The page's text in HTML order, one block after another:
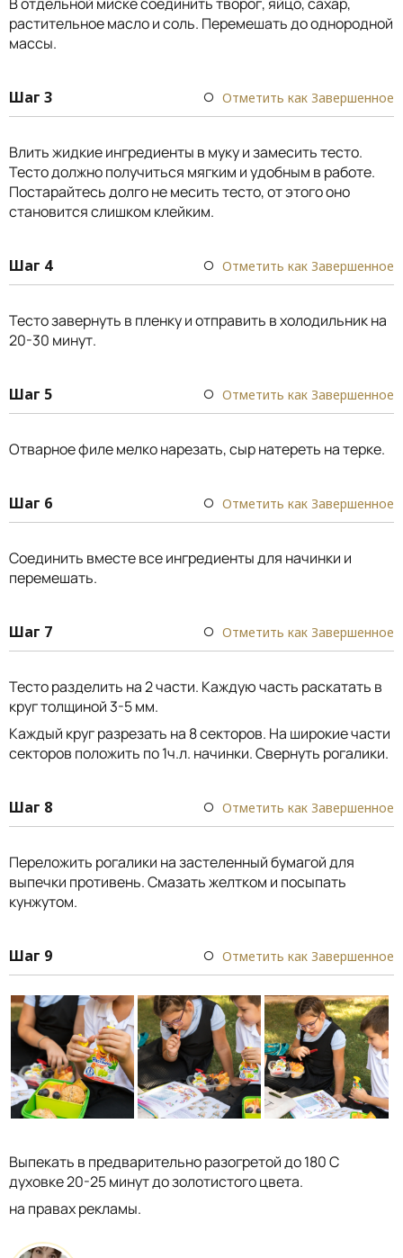
растительное масло и соль. Перемешать до однородной
массы.
Шаг 3 Отметить как Завершенное
Влить жидкие ингредиенты в муку и замесить тесто.
Тесто должно получиться мягким и удобным в работе.
Постарайтесь долго не месить тесто, от этого оно
становится слишком клейким.
Шаг 4 Отметить как Завершенное
Тесто завернуть в пленку и отправить в холодильник на
20-30 минут.
Шаг 5 Отметить как Завершенное
Отварное филе мелко нарезать, сыр натереть на терке.
Шаг 6 Отметить как Завершенное
Соединить вместе все ингредиенты для начинки и
перемешать.
Шаг 7 Отметить как Завершенное
Тесто разделить на 2 части. Каждую часть раскатать в
круг толщиной 3-5 мм.
Каждый круг разрезать на 8 секторов. На широкие части
секторов положить по 1ч.л. начинки. Свернуть рогалики.
Шаг 8 Отметить как Завершенное
Переложить рогалики на застеленный бумагой для
выпечки противень. Смазать желтком и посыпать
кунжутом.
Шаг 9 Отметить как Завершенное
Выпекать в предварительно разогретой до 180 С
духовке 20-25 минут до золотистого цвета.
на правах рекламы.